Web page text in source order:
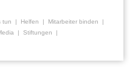
tun Helfen
Mitarbeiter binden
Stiftungen